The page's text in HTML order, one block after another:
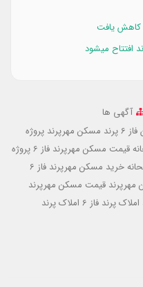
آگهی ها
مسکن مهرپرند پروژه
قیمت مسکن مهرپرند فاز 6 پروژه
خرید مسکن مهرپرند فاز 6
قیمت مسکن مهرپرند
املاک پرند فاز 6 املاک پرند